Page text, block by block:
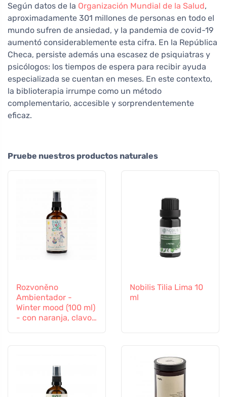
Según datos de la Organización Mundial de la Salud,
aproximadamente 301 millones de personas en todo el
mundo sufren de ansiedad, y la pandemia de covid-19
aumentó considerablemente esta cifra. En la República
Checa, persiste además una escasez de psiquiatras y
psicólogos: los tiempos de espera para recibir ayuda
especializada se cuentan en meses. En este contexto,
la biblioterapia irrumpe como un método
complementario, accesible y sorprendentemente
eficaz.
Pruebe nuestros productos naturales
Rozvoněno
Ambientador -
Winter mood (100 ml)
- con naranja, clavo
Nobilis Tilia Lima 10
ml